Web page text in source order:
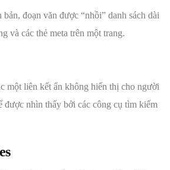
đoạn văn được “nhồi” danh sách dài
và các thẻ meta trên một trang.
một liên kết ẩn không hiển thị cho người
được nhìn thấy bởi các công cụ tìm kiếm